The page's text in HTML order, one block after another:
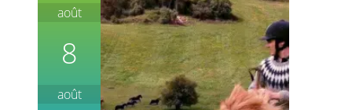
août
8
août